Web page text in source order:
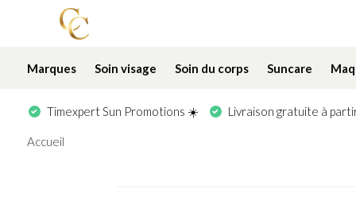
Marques Soin visage Soin du corps Suncare
Timexpert Sun Promotions ☀️ Livraison gratuite à
Accueil